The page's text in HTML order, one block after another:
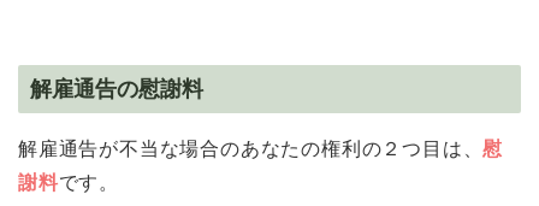
解雇通告の慰謝料
解雇通告が不当な場合のあなたの権利の２つ目は、慰
謝料です。